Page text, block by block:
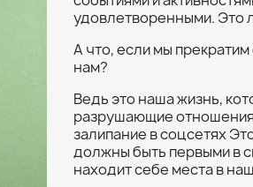
удовлетворенными. Это
А что, если мы
нам?
Ведь это наша жизнь,
разрушающие
залипание в соцсетях
должны быть первыми в
находит себе места в